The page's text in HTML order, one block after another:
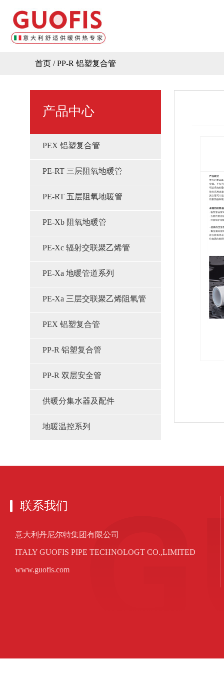
首页 /PP-R 铝塑复合管
产品中心
PEX 铝塑复合管
PE-RT 三层阻氧地暖管
PE-RT 五层阻氧地暖管
PE-Xb 阻氧地暖管
PE-Xc 辐射交联聚乙烯管
PE-Xa 地暖管道系列
PE-Xa 三层交联聚乙烯阻氧管
PEX 铝塑复合管
PP-R 铝塑复合管
PP-R 双层安全管
供暖分集水器及配件
地暖温控系列
联系我们
意大利丹尼尔特集团有限公司
ITALY GUOFIS PIPE TECHNOLOGT CO.,LIMITED
www.guofis.com